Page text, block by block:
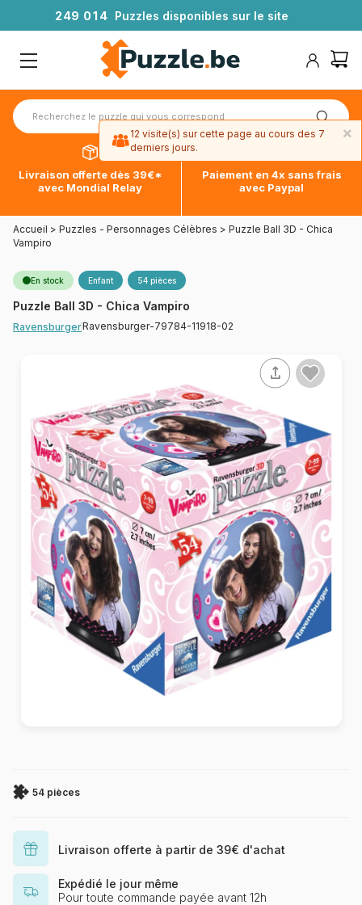
249 01 4 Puzzles disponibles sur le site
Livraison offerte dès 39€*
avec Mondial Relay
Paiement en 4x sans frais
avec Paypal
Accueil > Puzzles - Personnages Célèbres > Puzzle Ball 3D - Chica
Vampiro
En stock Enfant 54 pièces
Puzzle Ball 3D - Chica Vampiro
RavensburgerRavensburger-79784-11918-02
54 pièces
Livraison offerte à partir de 39€ d'achat
Expédié le jour même
Pour toute commande payée avant 12h
×
12 visite(s) sur cette page au cours des 7
derniers jours.